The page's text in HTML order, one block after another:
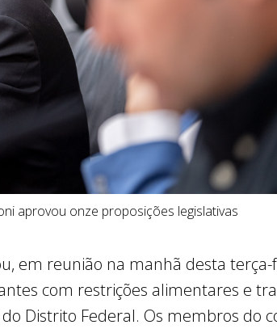
aprovou onze proposições legislativas
em reunião na manhã desta terça-
com restrições alimentares e
Distrito Federal. Os membros do